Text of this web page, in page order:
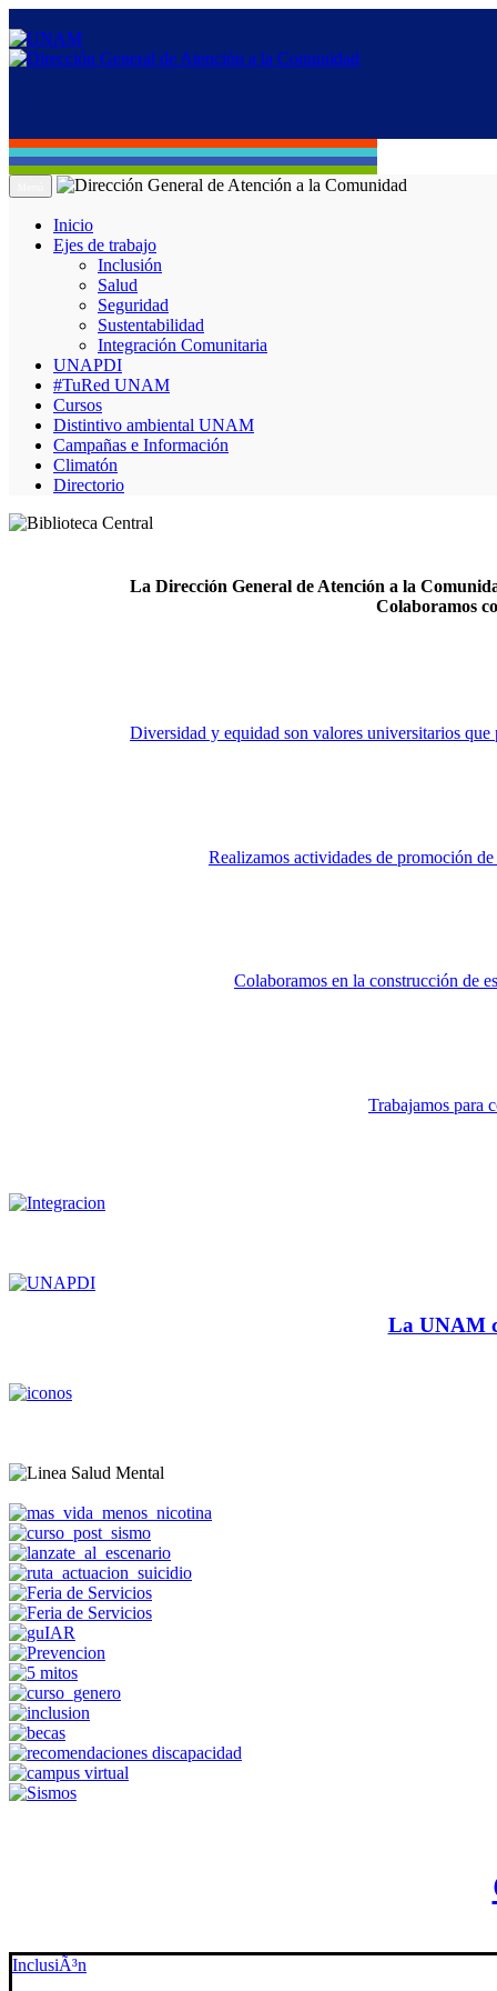
Inicio
Ejes de trabajo
Inclusión
Salud
Seguridad
Sustentabilidad
Integración Comunitaria
UNAPDI
#TuRed UNAM
Cursos
Distintivo ambiental UNAM
Campañas e Información
Climatón
Directorio
La Dirección General de Atención a la
Colaboramos
Diversidad y equidad son valores universitarios que
Realizamos actividades de promoción
Colaboramos en la construcción de
Trabajamos para
La UNAM
InclusiÃ³n